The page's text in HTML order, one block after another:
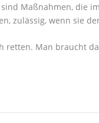
Maßnahmen, die
zulässig, wenn sie
retten. Man braucht